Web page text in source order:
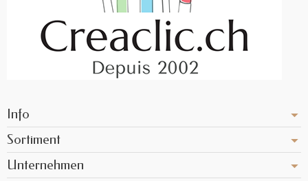
Info
Sortiment
Unternehmen